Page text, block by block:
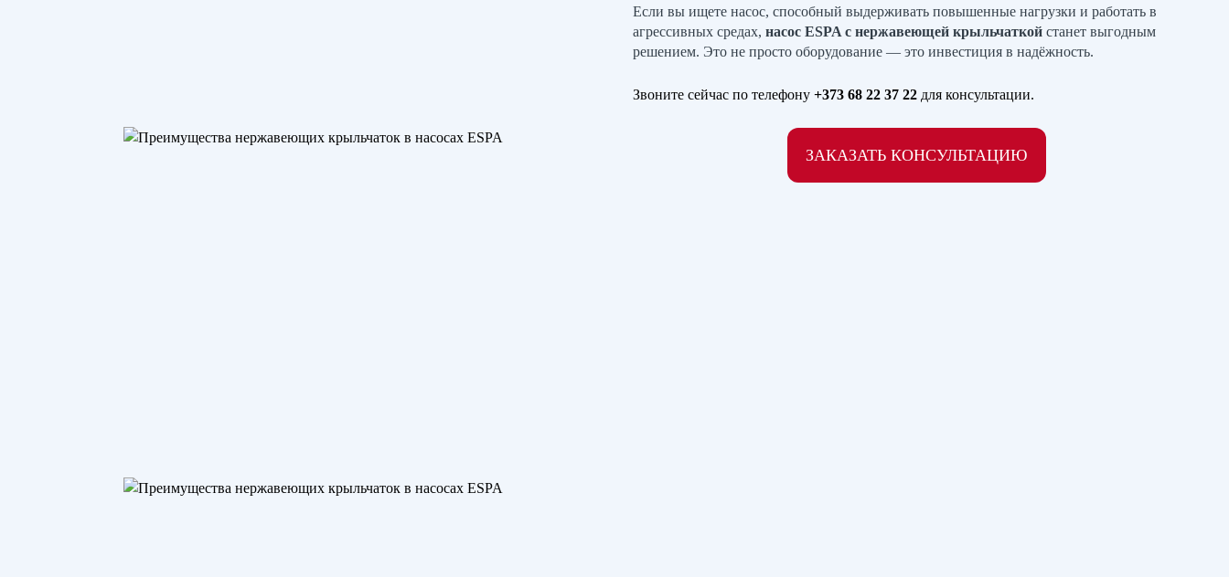
Если вы ищете насос, способный выдерживать повышенные нагрузки и работать в
агрессивных средах, насос ESPA с нержавеющей крыльчаткой станет выгодным
решением. Это не просто оборудование — это инвестиция в надёжность.
Звоните сейчас по телефону +373 68 22 37 22 для консультации.
ЗАКАЗАТЬ КОНСУЛЬТАЦИЮ